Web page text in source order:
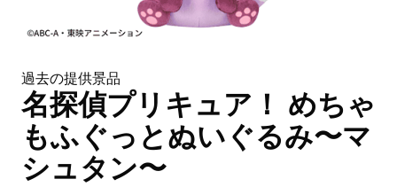
過去の提供景品
名探偵プリキュア！ めちゃ
もふぐっとぬいぐるみ〜マ
シュタン〜